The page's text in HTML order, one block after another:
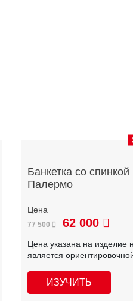
Банкетка со спинкой
Палермо
77 500 62 000
Цена указана на изделие
является
ИЗУЧИТЬ